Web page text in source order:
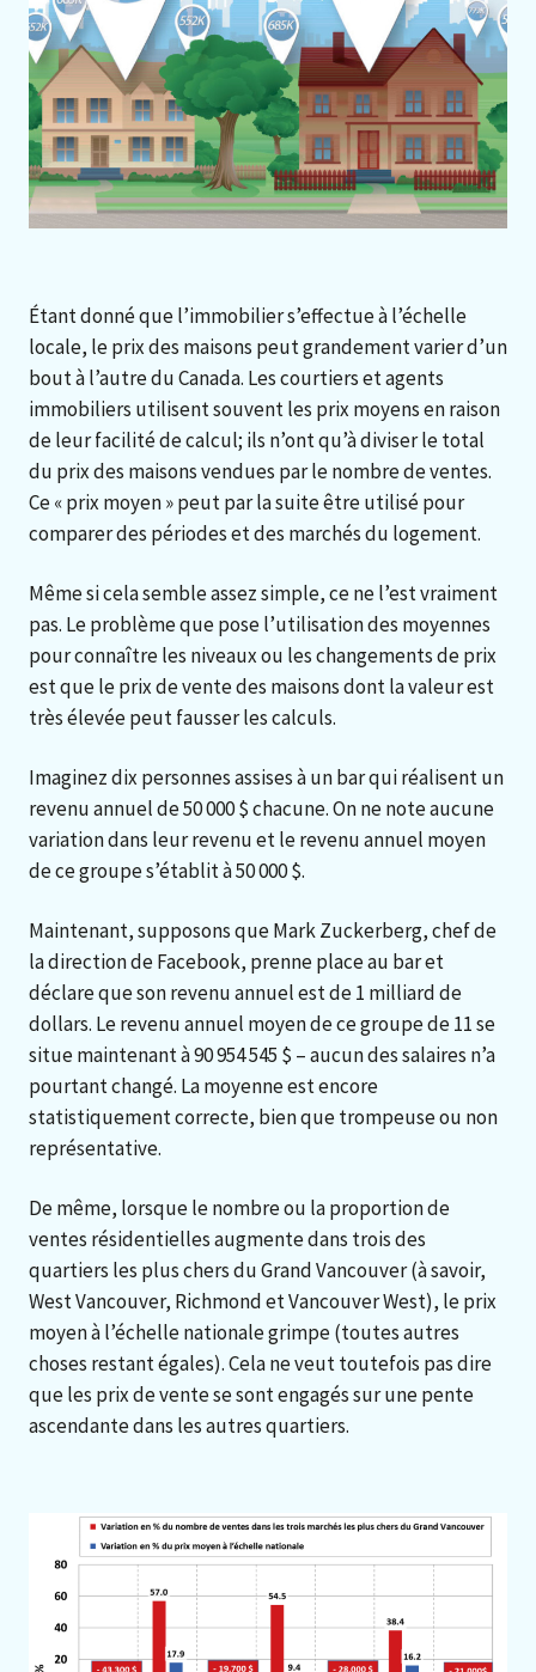
Étant donné que l’immobilier s’effectue à l’échelle
locale, le prix des maisons peut grandement varier d’un
bout à l’autre du Canada. Les courtiers et agents
immobiliers utilisent souvent les prix moyens en raison
de leur facilité de calcul; ils n’ont qu’à diviser le total
du prix des maisons vendues par le nombre de ventes.
Ce « prix moyen » peut par la suite être utilisé pour
comparer des périodes et des marchés du logement.
Même si cela semble assez simple, ce ne l’est vraiment
pas. Le problème que pose l’utilisation des moyennes
pour connaître les niveaux ou les changements de prix
est que le prix de vente des maisons dont la valeur est
très élevée peut fausser les calculs.
Imaginez dix personnes assises à un bar qui réalisent un
revenu annuel de 50 000 $ chacune. On ne note aucune
variation dans leur revenu et le revenu annuel moyen
de ce groupe s’établit à 50 000 $.
Maintenant, supposons que Mark Zuckerberg, chef de
la direction de Facebook, prenne place au bar et
déclare que son revenu annuel est de 1 milliard de
dollars. Le revenu annuel moyen de ce groupe de 11 se
situe maintenant à 90 954 545 $ – aucun des salaires n’a
pourtant changé. La moyenne est encore
statistiquement correcte, bien que trompeuse ou non
représentative.
De même, lorsque le nombre ou la proportion de
ventes résidentielles augmente dans trois des
quartiers les plus chers du Grand Vancouver (à savoir,
West Vancouver, Richmond et Vancouver West), le prix
moyen à l’échelle nationale grimpe (toutes autres
choses restant égales). Cela ne veut toutefois pas dire
que les prix de vente se sont engagés sur une pente
ascendante dans les autres quartiers.